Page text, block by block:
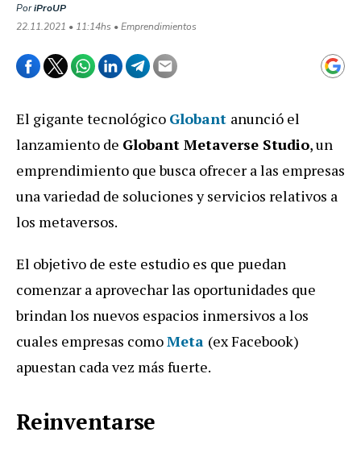
PoriProUP
22.11.2021 • 11:14hs • Emprendimientos
El gigante tecnológico Globant anunció el
lanzamiento de Globant Metaverse Studio, un
emprendimiento que busca ofrecer a las empresas
una variedad de soluciones y servicios relativos a
los metaversos.
El objetivo de este estudio es que puedan
comenzar a aprovechar las oportunidades que
brindan los nuevos espacios inmersivos a los
cuales empresas comoMeta (ex Facebook)
apuestan cada vez más fuerte.
Reinventarse